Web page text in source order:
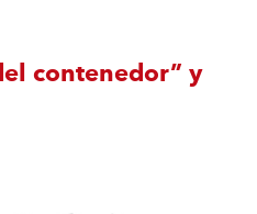
contenedor” y